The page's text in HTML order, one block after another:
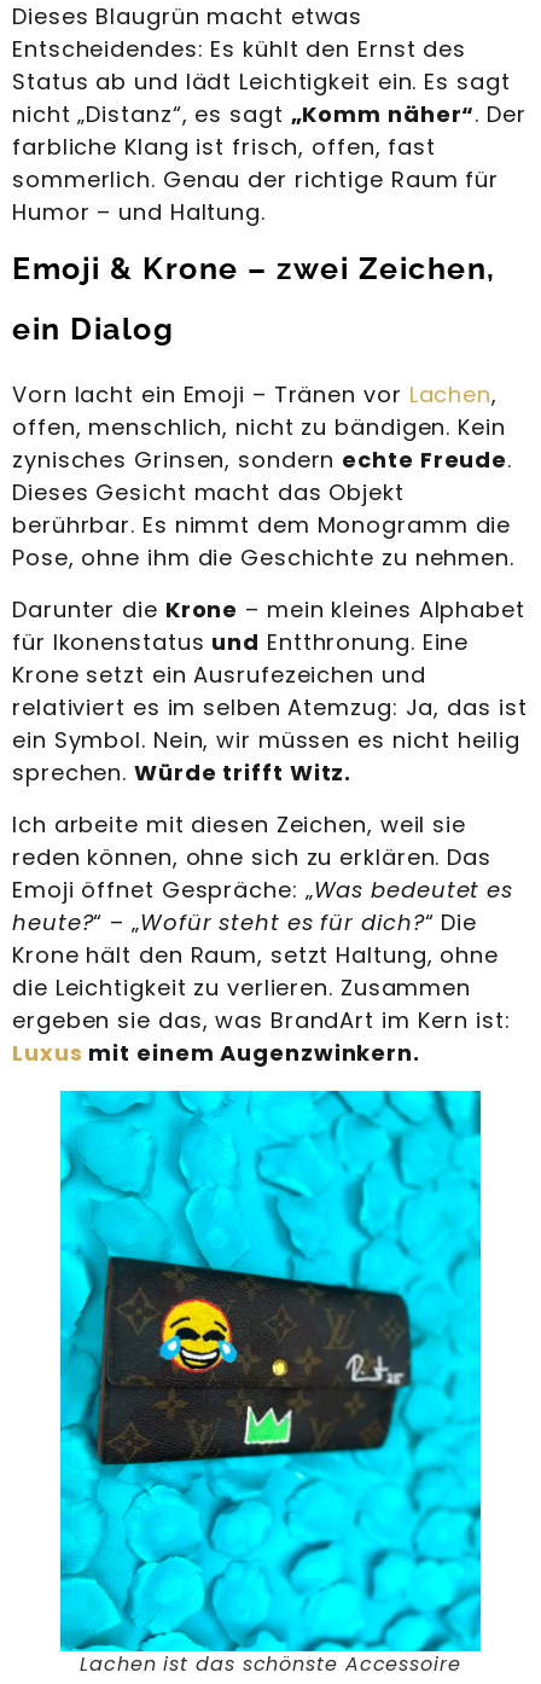
Dieses Blaugrün macht etwas
Entscheidendes: Es kühlt den Ernst des
Status ab und lädt Leichtigkeit ein. Es sagt
nicht „Distanz“, es sagt „Komm näher“. Der
farbliche Klang ist frisch, offen, fast
sommerlich. Genau der richtige Raum für
Humor – und Haltung.
Emoji & Krone – zwei Zeichen,
ein Dialog
Vorn lacht ein Emoji – Tränen vor Lachen,
offen, menschlich, nicht zu bändigen. Kein
zynisches Grinsen, sondern echte Freude.
Dieses Gesicht macht das Objekt
berührbar. Es nimmt dem Monogramm die
Pose, ohne ihm die Geschichte zu nehmen.
Darunter die Krone – mein kleines Alphabet
für Ikonenstatus und Entthronung. Eine
Krone setzt ein Ausrufezeichen und
relativiert es im selben Atemzug: Ja, das ist
ein Symbol. Nein, wir müssen es nicht heilig
sprechen.Würde trifft Witz.
Ich arbeite mit diesen Zeichen, weil sie
reden können, ohne sich zu erklären. Das
Emoji öffnet Gespräche: „Was bedeutet es
heute?“ – „Wofür steht es für dich?“ Die
Krone hält den Raum, setzt Haltung, ohne
die Leichtigkeit zu verlieren. Zusammen
ergeben sie das, was BrandArt im Kern ist:
Luxus mit einem Augenzwinkern.
Lachen ist das schönste Accessoire